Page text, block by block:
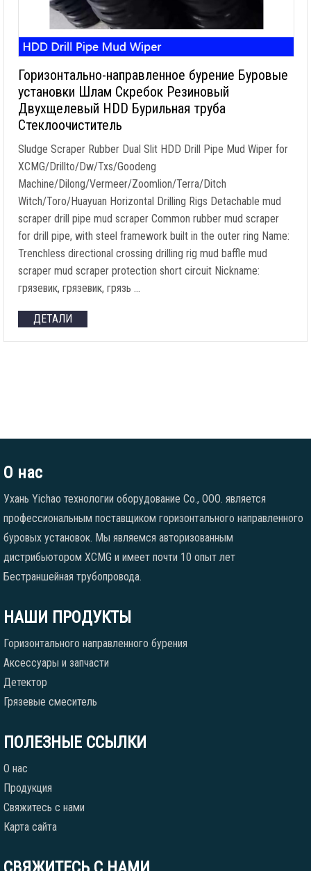
Горизонтально-направленное бурение Буровые
установки Шлам Скребок Резиновый
Двухщелевый HDD Бурильная труба
Стеклоочиститель
Sludge Scraper Rubber Dual Slit HDD Drill Pipe Mud Wiper for
XCMG/Drillto/Dw/Txs/Goodeng
Machine/Dilong/Vermeer/Zoomlion/Terra/Ditch
Witch/Toro/Huayuan Horizontal Drilling Rigs Detachable mud
scraper drill pipe mud scraper Common rubber mud scraper
for drill pipe, with steel framework built in the outer ring Name:
Trenchless directional crossing drilling rig mud baffle mud
scraper mud scraper protection short circuit Nickname:
грязевик, грязевик, грязь …
ДЕТАЛИ
О нас
Ухань Yichao технологии оборудование Co., ООО. является
профессиональным поставщиком горизонтального направленного
буровых установок. Мы являемся авторизованным
дистрибьютором XCMG и имеет почти 10 опыт лет
Бестраншейная трубопровода.
НАШИ ПРОДУКТЫ
Горизонтального направленного бурения
Аксессуары и запчасти
Детектор
Грязевые смеситель
ПОЛЕЗНЫЕ ССЫЛКИ
О нас
Продукция
Свяжитесь с нами
Карта сайта